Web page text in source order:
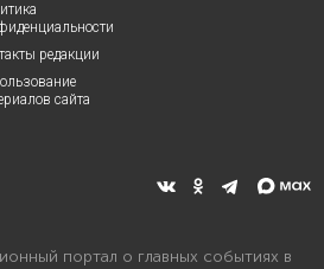
редакции
сайта
портал о главных событиях в